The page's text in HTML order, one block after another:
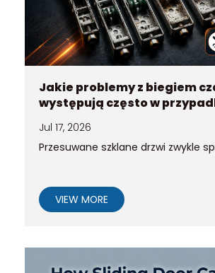
Jakie problemy z biegiem
występują często w
przesuwnych
Jul 17, 2026
Przesuwane szklane drzwi zwykle
VIEW MORE